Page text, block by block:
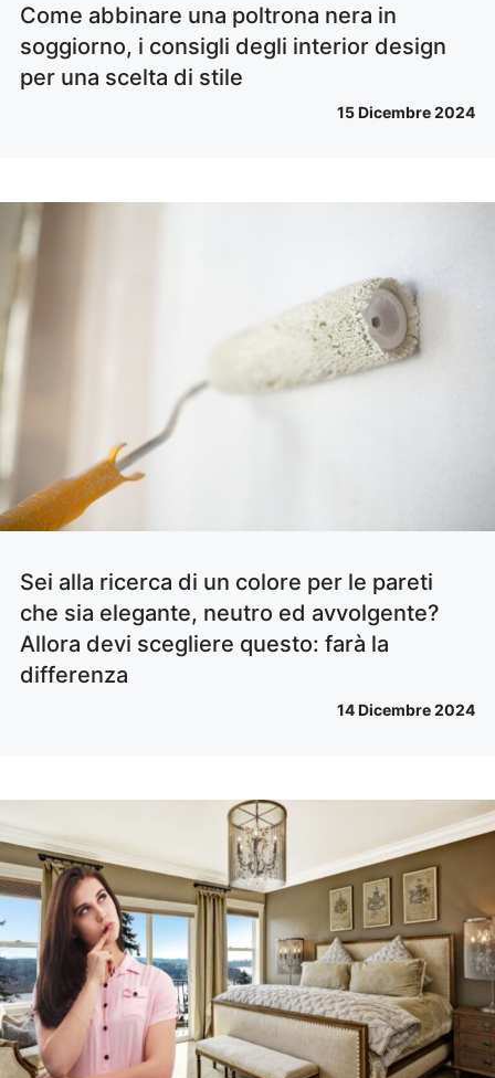
Come abbinare una poltrona nera in
soggiorno, i consigli degli interior design
per una scelta di stile
15 Dicembre 2024
Sei alla ricerca di un colore per le pareti
che sia elegante, neutro ed avvolgente?
Allora devi scegliere questo: farà la
differenza
14 Dicembre 2024